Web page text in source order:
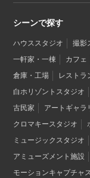
シーンで探す
ハウススタジオ 撮影
一軒家・一棟
カフェ
倉庫・工場
レストラ
白ホリゾントスタジオ
古民家
アートギャラ
クロマキースタジオ
ミュージックスタジオ
アミューズメント施設
モーションキャプチャ